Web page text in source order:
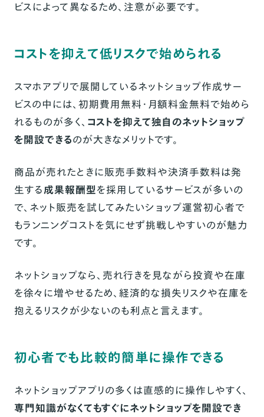
ビスによって異なるため、注意が必要です。
コストを抑えて低リスクで始められる
スマホアプリで展開しているネットショップ作成サー
ビスの中には、初期費用無料・月額料金無料で始めら
れるものが多く、 コストを抑えて独自のネットショップ
を開設できるのが大きなメリットです。
商品が売れたときに販売手数料や決済手数料は発
生する成果報酬型を採用しているサービスが多いの
で、ネット販売を試してみたいショップ運営初心者で
もランニングコストを気にせず挑戦しやすいのが魅力
です。
ネットショップなら、売れ行きを見ながら投資や在庫
を徐々に増やせるため、経済的な損失リスクや在庫を
抱えるリスクが少ないのも利点と言えます。
初心者でも比較的簡単に操作できる
ネットショップアプリの多くは直感的に操作しやすく、
専門知識がなくてもすぐにネットショップを開設でき